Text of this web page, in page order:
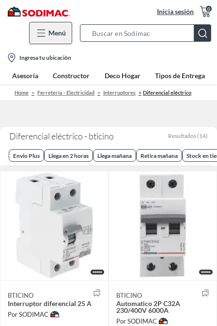
Inicia sesión 0
Menú
Bar
location-
icon
Ingresa tu ubicación
Asesoría Constructor Deco Hogar Tipos de Entrega
Home Ferretería - Electricidad Interruptores Diferencial eléctrico
Diferencial eléctrico - bticino Resultados (14)
Envio Plus Llega en 2 horas Llega mañana Retira mañana Stock en
BTICINO
Interruptor diferencial 25 A
Por SODIMAC
BTICINO
Automatico 2P C32A
230/400V 6000A
Por SODIMAC